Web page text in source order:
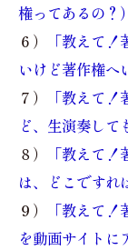
権ってあるの？
６）
「教えて
いけど著作権へ
７）
「教えて
ど、生演奏して
８）
「教えて
は、どこですれ
９）
「教えて
を動画サイトに